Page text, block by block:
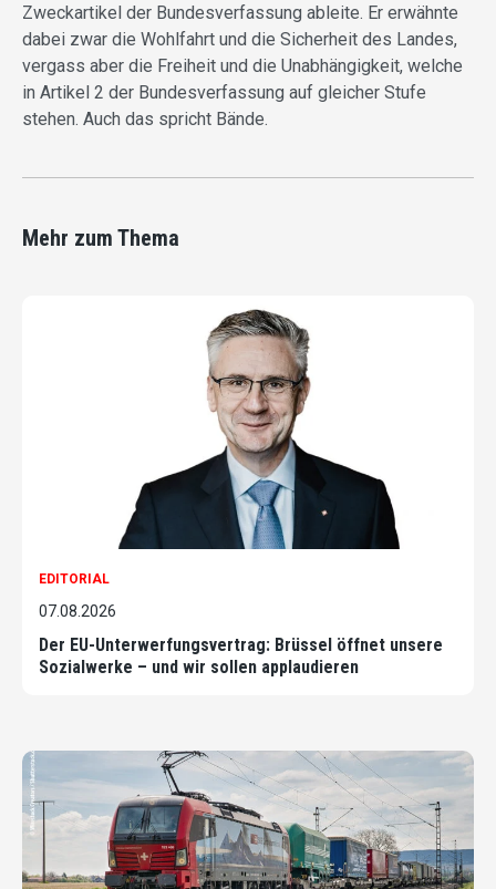
Zweckartikel der Bundesverfassung ableite. Er erwähnte
dabei zwar die Wohlfahrt und die Sicherheit des Landes,
vergass aber die Freiheit und die Unabhängigkeit, welche
in Artikel 2 der Bundesverfassung auf gleicher Stufe
stehen. Auch das spricht Bände.
Mehr zum Thema
EDITORIAL
07.08.2026
Der EU-Unterwerfungsvertrag: Brüssel öffnet unsere
Sozialwerke – und wir sollen applaudieren